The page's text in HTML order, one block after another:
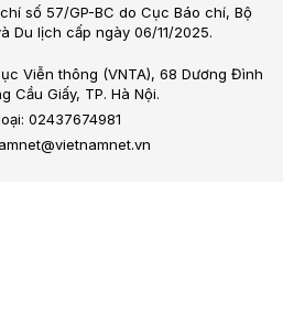
số 57/GP-BC do Cục Báo chí, Bộ
Du lịch cấp ngày 06/11/2025.
Viễn thông (VNTA), 68 Dương Đình
Cầu Giấy, TP. Hà Nội.
02437674981